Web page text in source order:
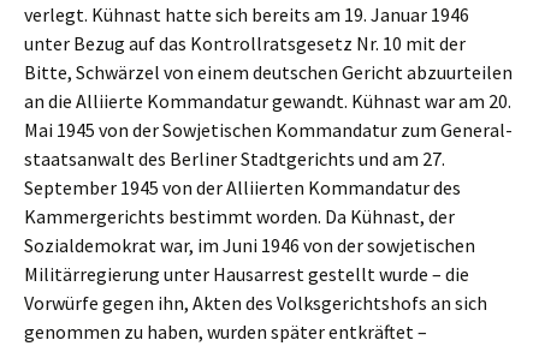
verlegt. Kühnast hatte sich bereits am 19. Januar 1946
unter Bezug auf das Kontroll­rats­ge­setz Nr. 10 mit der
Bitte, Schwär­zel von einem deutschen Gericht abzuur­tei­len
an die Alliier­te Komman­da­tur gewandt. Kühnast war am 20.
Mai 1945 von der Sowje­ti­schen Komman­da­tur zum General­
staats­an­walt des Berli­ner Stadt­ge­richts und am 27.
Septem­ber 1945 von der Alliier­ten Komman­da­tur des
Kammer­ge­richts bestimmt worden. Da Kühnast, der
Sozial­de­mo­krat war, im Juni 1946 von der sowje­ti­schen
Militär­re­gie­rung unter Hausar­rest gestellt wurde – die
Vorwür­fe gegen ihn, Akten des Volks­ge­richts­hofs an sich
genom­men zu haben, wurden später entkräf­tet –